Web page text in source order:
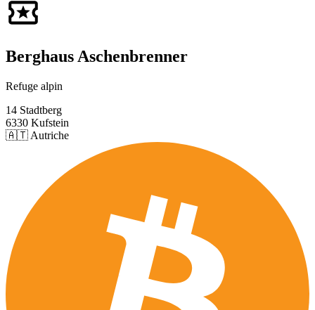
Berghaus Aschenbrenner
Refuge alpin
14 Stadtberg
6330 Kufstein
🇦🇹 Autriche